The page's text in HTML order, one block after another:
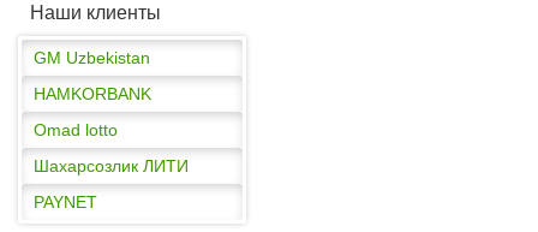
Наши клиенты
PAYNET
GM Uzbekistan
HAMKORBANK
Omad lotto
Шахарсозлик ЛИТИ
PAYNET